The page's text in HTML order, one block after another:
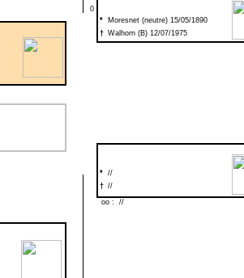
0
*
Moresnet (neutre) 15/05/1890
† Walhorn (B) 12/07/1975
* //
† //
oo : //